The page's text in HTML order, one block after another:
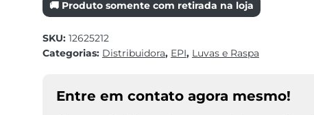
🚚 Produto somente com retirada na loja
SKU: 12625212
Categorias: Distribuidora, EPI, Luvas e Raspa
Entre em contato agora mesmo!